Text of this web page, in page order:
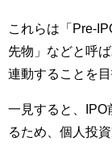
これらは「Pre-
先物」などと呼
連動することを
一見すると、IPO
るため、個人投